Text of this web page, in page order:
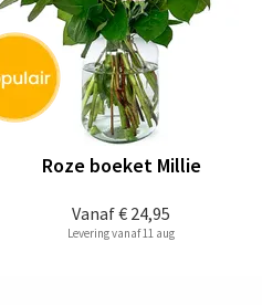
Vanaf€ 24,95
Roze boeket Millie
Levering vanaf 11 aug